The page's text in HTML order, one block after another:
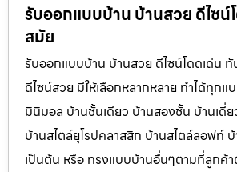
รับออกแบบบ้าน บ้านสวย ดีไซน์
สมัย
รับออกแบบบ้าน บ้านสวย ดีไซน์โดดเด่น
ดีไซน์สวย มีให้เลือกหลากหลาย ทำได้ทุกแ
มินิมอล บ้านชั้นเดียว บ้านสองชั้น บ้านเดี่ย
บ้านสไตล์ยุโรปคลาสสิก บ้านสไตล์ลอฟท์
เป็นต้น หรือ ทรงแบบบ้านอื่นๆตามที่ลูกค้า